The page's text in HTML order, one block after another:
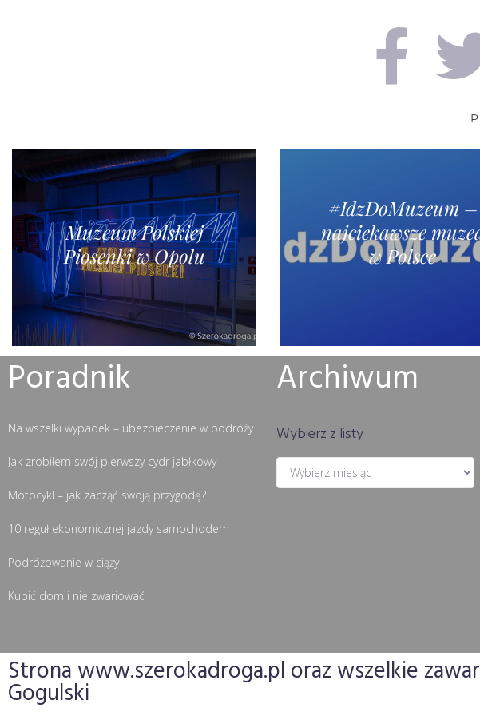
Muzeum Polskiej
Piosenki w Opolu
#IdzDoMuzeum –
najciekawsze
w Polsce
Poradnik
Na wszelki wypadek – ubezpieczenie w podróży
Jak zrobiłem swój pierwszy cydr jabłkowy
Motocykl – jak zacząć swoją przygodę?
10 reguł ekonomicznej jazdy samochodem
Podróżowanie w ciąży
Kupić dom i nie zwariować
Archiwum
Wybierz z listy
Strona www.szerokadroga.pl oraz wszelkie
Gogulski